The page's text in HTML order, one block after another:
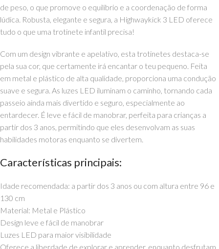
de peso, o que promove o equilíbrio e a coordenação de forma
lúdica. Robusta, elegante e segura, a Highwaykick 3 LED oferece
tudo o que uma trotinete infantil precisa!
Com um design vibrante e apelativo, esta trotinetes destaca-se
pela sua cor, que certamente irá encantar o teu pequeno. Feita
em metal e plástico de alta qualidade, proporciona uma condução
suave e segura. As luzes LED iluminam o caminho, tornando cada
passeio ainda mais divertido e seguro, especialmente ao
entardecer. É leve e fácil de manobrar, perfeita para crianças a
partir dos 3 anos, permitindo que eles desenvolvam as suas
habilidades motoras enquanto se divertem.
Características principais:
Idade recomendada: a partir dos 3 anos ou com altura entre 96 e
130 cm
Material: Metal e Plástico
Design leve e fácil de manobrar
Luzes LED para maior visibilidade
Oferece a liberdade de explorar e aprender, enquanto desfrutam